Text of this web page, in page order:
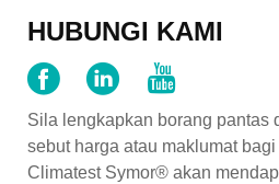
HUBUNGI KAMI
Sila lengkapkan borang pantas
sebut harga atau maklumat
Climatest Symor® akan